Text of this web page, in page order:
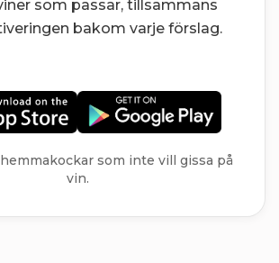
som passar, tillsammans
bakom varje förslag.
som inte vill gissa på
vin.